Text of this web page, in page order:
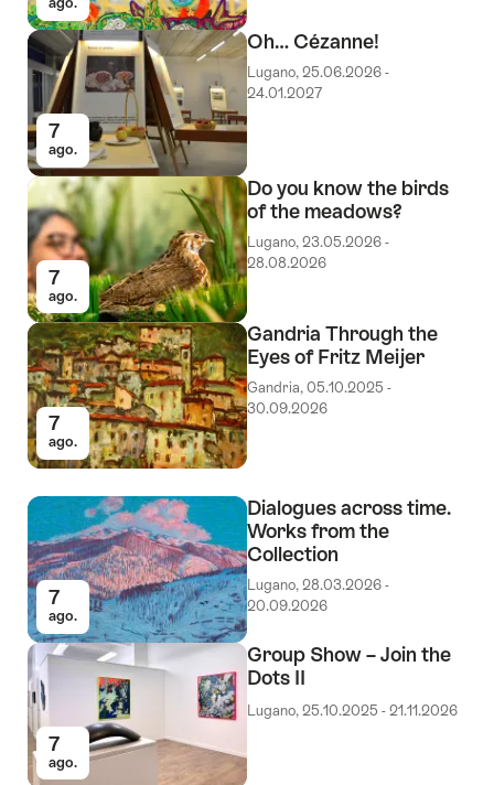
7
ago.
Oh… Cézanne!
Lugano, 25.06.2026 -
24.01.2027
7
ago.
Do you know the birds
of the meadows?
Lugano, 23.05.2026 -
28.08.2026
7
ago.
Gandria Through the
Eyes of Fritz Meijer
Gandria, 05.10.2025 -
30.09.2026
7
ago.
Dialogues across time.
Works from the
Collection
Lugano, 28.03.2026 -
20.09.2026
7
ago.
Group Show – Join the
Dots II
Lugano, 25.10.2025 - 21.11.2026